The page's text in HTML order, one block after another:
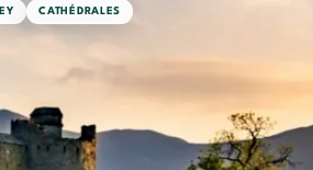
CATHÉDRALES